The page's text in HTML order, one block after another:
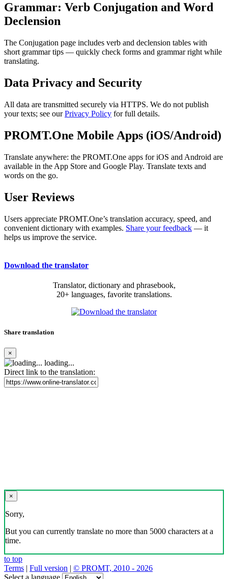
Grammar: Verb Conjugation and Word
Declension
The Conjugation page includes verb and declension tables with
short grammar tips — quickly check forms and grammar right while
translating.
Data Privacy and Security
All data are transmitted securely via HTTPS. We do not publish
your texts; see ourPrivacy Policy for full details.
PROMT.One Mobile Apps (iOS/Android)
Translate anywhere: the PROMT.One apps for iOS and Android are
available in the App Store and Google Play. Translate texts and
words on the go.
User Reviews
Users appreciate PROMT.One’s translation accuracy, speed, and
convenient dictionary with examples. Share your feedback — it
helps us improve the service.
Download the translator
Translator, dictionary and phrasebook,
20+ languages, favorite translations.
Share translation
×
loading...
Direct link to the translation:
×
Sorry,
But you can currently translate no more than 5000 characters at a
time.
to top
Terms | Full version | © PROMT, 2010 - 2026
Select a language